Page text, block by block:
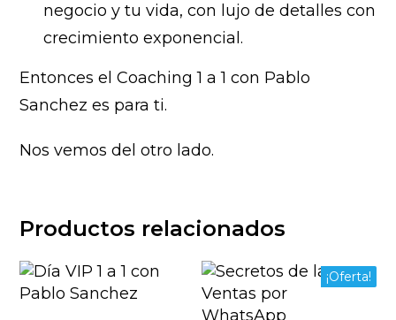
negocio y tu vida, con lujo de detalles con
crecimiento exponencial.
Entonces el Coaching 1 a 1 con Pablo
Sanchez es para ti.
Nos vemos del otro lado.
Productos relacionados
¡Oferta!